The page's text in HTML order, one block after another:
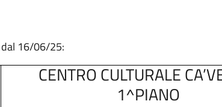
dal 16/06/25:
CENTRO CULTURALE
1^PIANO